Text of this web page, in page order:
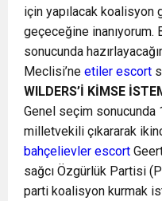
için yapılacak koalisyon
geçeceğine inanıyorum.
sonucunda
Meclisi’ne etiler escort
WILDERS’İ KİMSE
Genel seçim
milletvekili çıkararak
bahçelievler escort
sağcı Özgürlük Partisi
parti koalisyon kurmak